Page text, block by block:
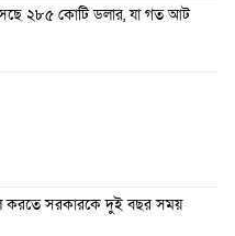
২৮৫ কোটি ডলার, যা গত আট
করতে সরকারকে দুই বছর সময়